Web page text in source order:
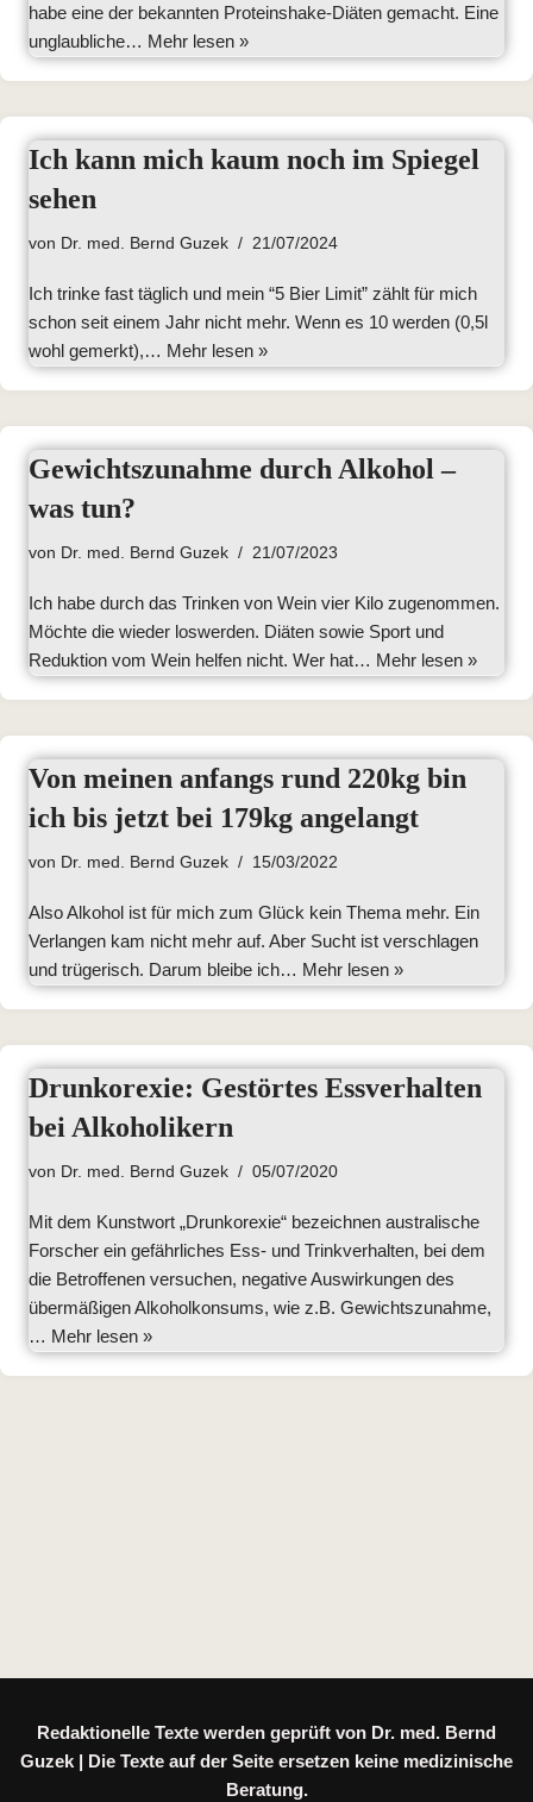
habe eine der bekannten Proteinshake-Diäten gemacht. Eine
unglaubliche… Mehr lesen »
Ich kann mich kaum noch im Spiegel
sehen
von Dr. med. Bernd Guzek 21/07/2024
Ich trinke fast täglich und mein “5 Bier Limit” zählt für mich
schon seit einem Jahr nicht mehr. Wenn es 10 werden (0,5l
wohl gemerkt),… Mehr lesen »
Gewichtszunahme durch Alkohol –
was tun?
von Dr. med. Bernd Guzek 21/07/2023
Ich habe durch das Trinken von Wein vier Kilo zugenommen.
Möchte die wieder loswerden. Diäten sowie Sport und
Reduktion vom Wein helfen nicht. Wer hat… Mehr lesen »
Von meinen anfangs rund 220kg bin
ich bis jetzt bei 179kg angelangt
von Dr. med. Bernd Guzek 15/03/2022
Also Alkohol ist für mich zum Glück kein Thema mehr. Ein
Verlangen kam nicht mehr auf. Aber Sucht ist verschlagen
und trügerisch. Darum bleibe ich… Mehr lesen »
Drunkorexie: Gestörtes Essverhalten
bei Alkoholikern
von Dr. med. Bernd Guzek 05/07/2020
Mit dem Kunstwort „Drunkorexie“ bezeichnen australische
Forscher ein gefährliches Ess- und Trinkverhalten, bei dem
die Betroffenen versuchen, negative Auswirkungen des
übermäßigen Alkoholkonsums, wie z.B. Gewichtszunahme,
… Mehr lesen »
Redaktionelle Texte werden geprüft von Dr. med. Bernd
Guzek | Die Texte auf der Seite ersetzen keine medizinische
Beratung.